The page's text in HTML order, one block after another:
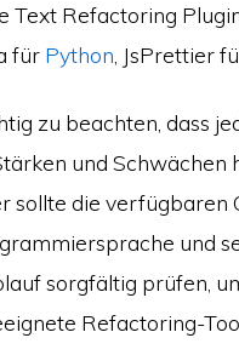
Text Refactoring
für Python , JsPrettier
zu beachten, dass
und Schwächen
sollte die verfügbaren
und
sorgfältig prüfen,
Refactoring-